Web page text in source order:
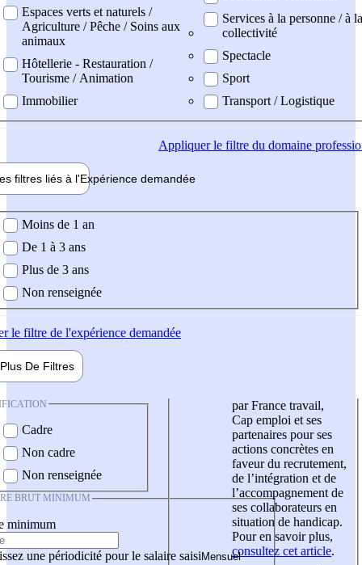
Espaces verts et naturels /
Agriculture / Pêche / Soins aux
animaux
Hôtellerie - Restauration /
Tourisme / Animation
Immobilier
Services à la personne / à la
collectivité
Spectacle
Sport
Transport / Logistique
Appliquerle filtre du domaine
filtres liés à l'Expérience demandée
demandée
Moins de 1 an
De 1 à 3 ans
Plus de 3 ans
Non renseignée
le filtre de l'expérience demandée
Plus De Filtres
Cadre
Non cadre
Non renseignée
BRUT MINIMUM
minimum
une périodicité pour le salaire saisi
par France travail,
Cap emploi et ses
partenaires pour ses
actions concrètes en
faveur du recrutement,
de l’intégration et de
l’accompagnement de
ses collaborateurs en
situation de handicap.
Pour en savoir plus,
consultez cet article.